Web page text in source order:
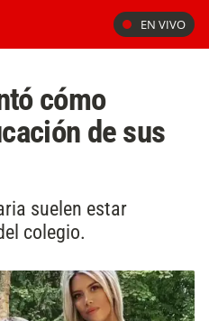
EN VIVO
cómo
de sus
suelen estar
colegio.